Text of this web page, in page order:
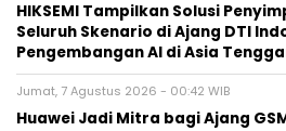
HIKSEMI Tampilkan Solusi
Seluruh Skenario di Ajang DTI
Pengembangan AI di Asia
Jumat, 7 Agustus 2026 - 00:42 WIB
Huawei Jadi Mitra bagi Ajang